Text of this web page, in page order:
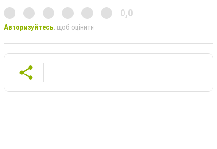
0,0
Авторизуйтесь, щоб оцінити